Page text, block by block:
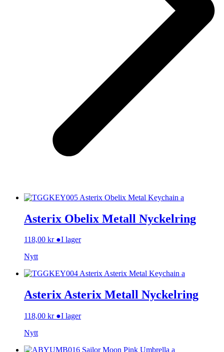
Asterix Obelix Metall Nyckelring
118,00 kr ●I lager
Nytt
Asterix Asterix Metall Nyckelring
118,00 kr ●I lager
Nytt